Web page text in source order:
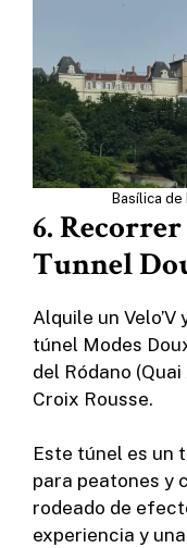
Basílica
6.
Tunnel
Alquile un
túnel Modes
del Ródano
Croix Rousse.
Este túnel es un
para peatones y
rodeado de
experiencia y